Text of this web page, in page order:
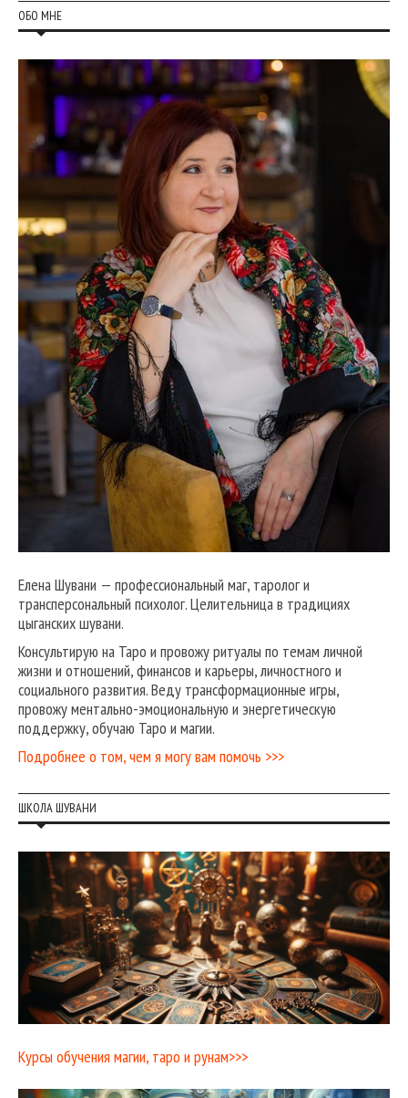
ОБО МНЕ
Елена Шувани — профессиональный маг, таролог и
трансперсональный психолог. Целительница в традициях
цыганских шувани.
Консультирую на Таро и провожу ритуалы по темам личной
жизни и отношений, финансов и карьеры, личностного и
социального развития. Веду трансформационные игры,
провожу ментально-эмоциональную и энергетическую
поддержку, обучаю Таро и магии.
Подробнее о том, чем я могу вам помочь >>>
ШКОЛА ШУВАНИ
Курсы обучения магии, таро и рунам>>>